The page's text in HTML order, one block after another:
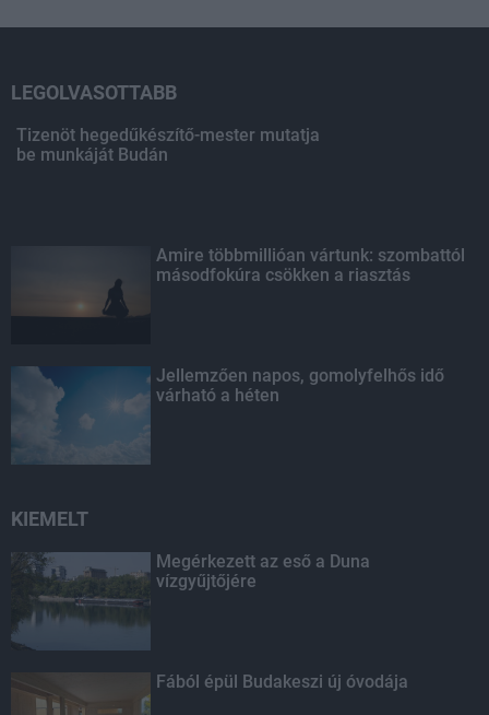
LEGOLVASOTTABB
Tizenöt hegedűkészítő-mester mutatja
be munkáját Budán
Amire többmillióan vártunk: szombattól
másodfokúra csökken a riasztás
Jellemzően napos, gomolyfelhős idő
várható a héten
KIEMELT
Megérkezett az eső a Duna
vízgyűjtőjére
Fából épül Budakeszi új óvodája